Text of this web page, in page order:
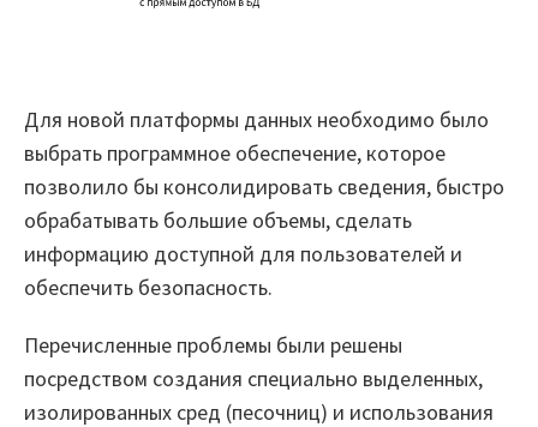
Для новой платформы данных необходимо было
выбрать программное обеспечение, которое
позволило бы консолидировать сведения, быстро
обрабатывать большие объемы, сделать
информацию доступной для пользователей и
обеспечить безопасность.
Перечисленные проблемы были решены
посредством создания специально выделенных,
изолированных сред (песочниц) и использования